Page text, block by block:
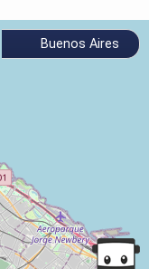
Buenos Aires